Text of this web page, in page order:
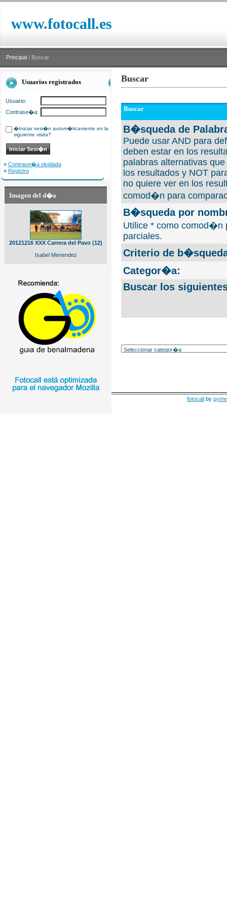
www.fotocall.es
Principal / Buscar
Usuarios registrados
Usuario:
Contrase�a:
�Iniciar sesi�n autom�ticamente en la
siguiente visita?
» Contrase�a olvidada
» Registro
Imagen del d�a
20121216 XXX Carrera del Pavo (12)
Isabel Menendez
Buscar
Buscar
B�squeda de
Puede usar AND para
deben estar en los
palabras alternativas
los resultados y NOT
no quiere ver en los
comod�n para
B�squeda por
Utilice * como comod�n
parciales.
Criterio de
Categor�a:
Buscar los
fotocall by